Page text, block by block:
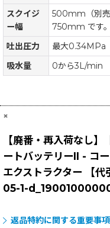
スクイジ
ー幅
500mm（別売
750mm です。
吐出圧力
最大0.34MPa
吸水量
0から3L/min
×
【廃番・再入荷なし
ートバッテリーII - コ
エクストラクター 【代
05-1-
返品特約に関する重要事項